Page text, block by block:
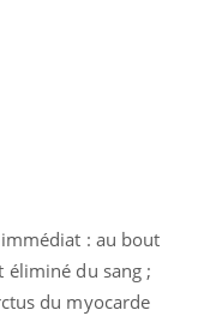
: au bout
éliminé du sang ;
du myocarde